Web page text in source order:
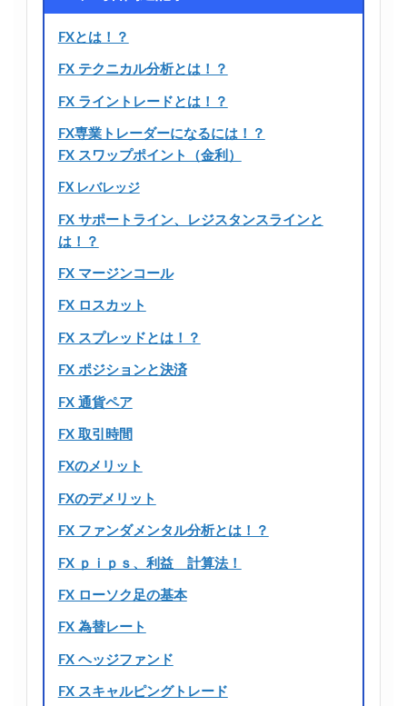
FXとは！？
FX テクニカル分析とは！？
FX ライントレードとは！？
FX専業トレーダーになるには！？
FX スワップポイント（金利）
FX レバレッジ
FX サポートライン、レジスタンスラインと
は！？
FX マージンコール
FX ロスカット
FX スプレッドとは！？
FX ポジションと決済
FX 通貨ペア
FX 取引時間
FXのメリット
FXのデメリット
FX ファンダメンタル分析とは！？
FX ｐｉｐｓ、利益 計算法！
FX ローソク足の基本
FX 為替レート
FX ヘッジファンド
FX スキャルピングトレード